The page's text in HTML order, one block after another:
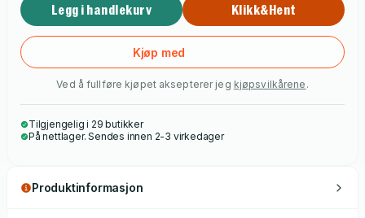
Legg i handlekurv Klikk&Hent
Kjøp med
Ved å fullføre kjøpet aksepterer jeg kjøpsvilkårene .
Tilgjengelig i 29 butikker
På nettlager. Sendes innen 2-3 virkedager
Produktinformasjon